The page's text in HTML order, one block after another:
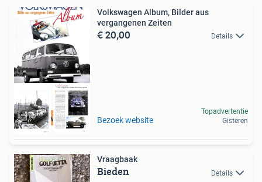
Nieuw Boek
Volkswagen Album, Bilder aus
vergangenen Zeiten
€ 20,00 Details
Bezoek website
Topadvertentie
Gisteren
Vraagbaak
Bieden Details